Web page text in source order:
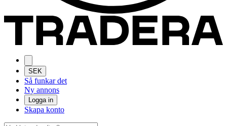
SEK
Så funkar det
Ny annons
Logga in
Skapa konto